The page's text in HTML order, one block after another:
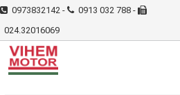
0973832142 -
0913 032 788 -
024.32016069